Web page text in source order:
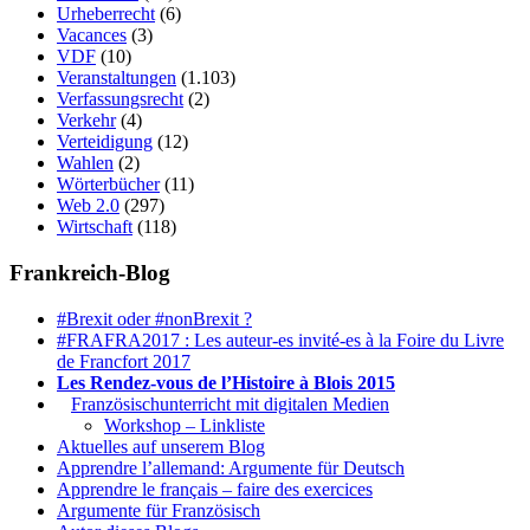
Urheberrecht (6)
Vacances (3)
VDF (10)
Veranstaltungen (1.103)
Verfassungsrecht (2)
Verkehr(4)
Verteidigung (12)
Wahlen (2)
Wörterbücher(11)
Web 2.0 (297)
Wirtschaft (118)
Frankreich-Blog
#Brexit oder #nonBrexit ?
#FRAFRA2017 : Les auteur-es invité-es à la Foire du Livre
de Francfort 2017
Les Rendez-vous de l’Histoire à Blois 2015
Französischunterricht mit digitalen Medien
Workshop – Linkliste
Aktuelles auf unserem Blog
Apprendre l’allemand: Argumente für Deutsch
Apprendre le français – faire des exercices
Argumente für Französisch